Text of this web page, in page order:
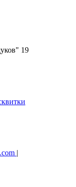
19
|